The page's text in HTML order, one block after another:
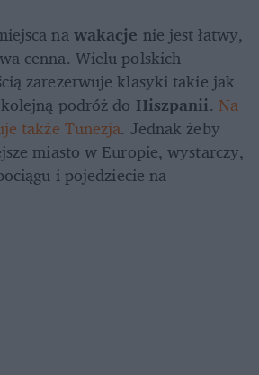
na wakacje nie jest łatwy,
cenna. Wielu polskich
podróż do Hiszpanii. Na
także Tunezja. Jednak żeby
miasto w Europie, wystarczy,
i pojedziecie na